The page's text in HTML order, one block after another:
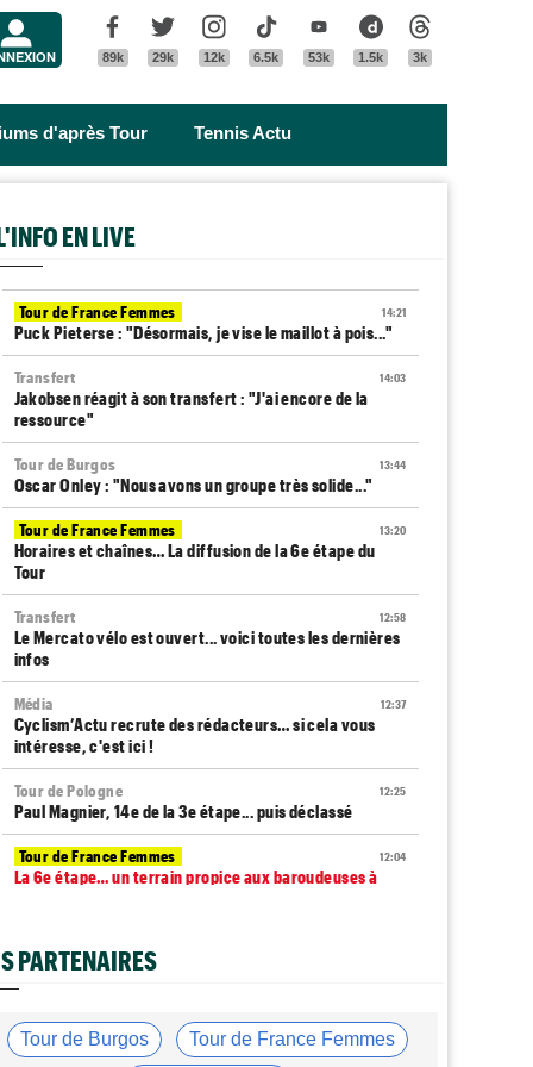
Facebook
89k
Twitter
29k
Instagram
12k
Tik Tok
6.5k
Youtube
53k
Dailymotion
1.5k 3k
d'après Tour Tennis Actu
EN LIVE
14:21
Tour de France Femmes
Puck Pieterse : "Désormais, je vise le maillot à pois..."
14:03
Transfert
Jakobsen réagit à son transfert : "J'ai encore de la
ressource"
13:44
Tour de Burgos
Oscar Onley : "Nous avons un groupe très solide..."
13:20
Tour de France Femmes
Horaires et chaînes… La diffusion de la 6e étape du
Tour
12:58
Transfert
Le Mercato vélo est ouvert... voici toutes les dernières
infos
12:37
Média
Cyclism’Actu recrute des rédacteurs… si cela vous
intéresse, c'est ici !
12:25
Tour de Pologne
Paul Magnier, 14e de la 3e étape... puis déclassé
12:04
Tour de France Femmes
La 6e étape… un terrain propice aux baroudeuses à
Soudal Quick-Step recrute un talentueux sprinteur
allemand de 24 ans !
11:43
Route
Trine Vingegaard : "L'entraînement ne devrait pas être
PARTENAIRES
Tour de Burgos Tour de France Femmes